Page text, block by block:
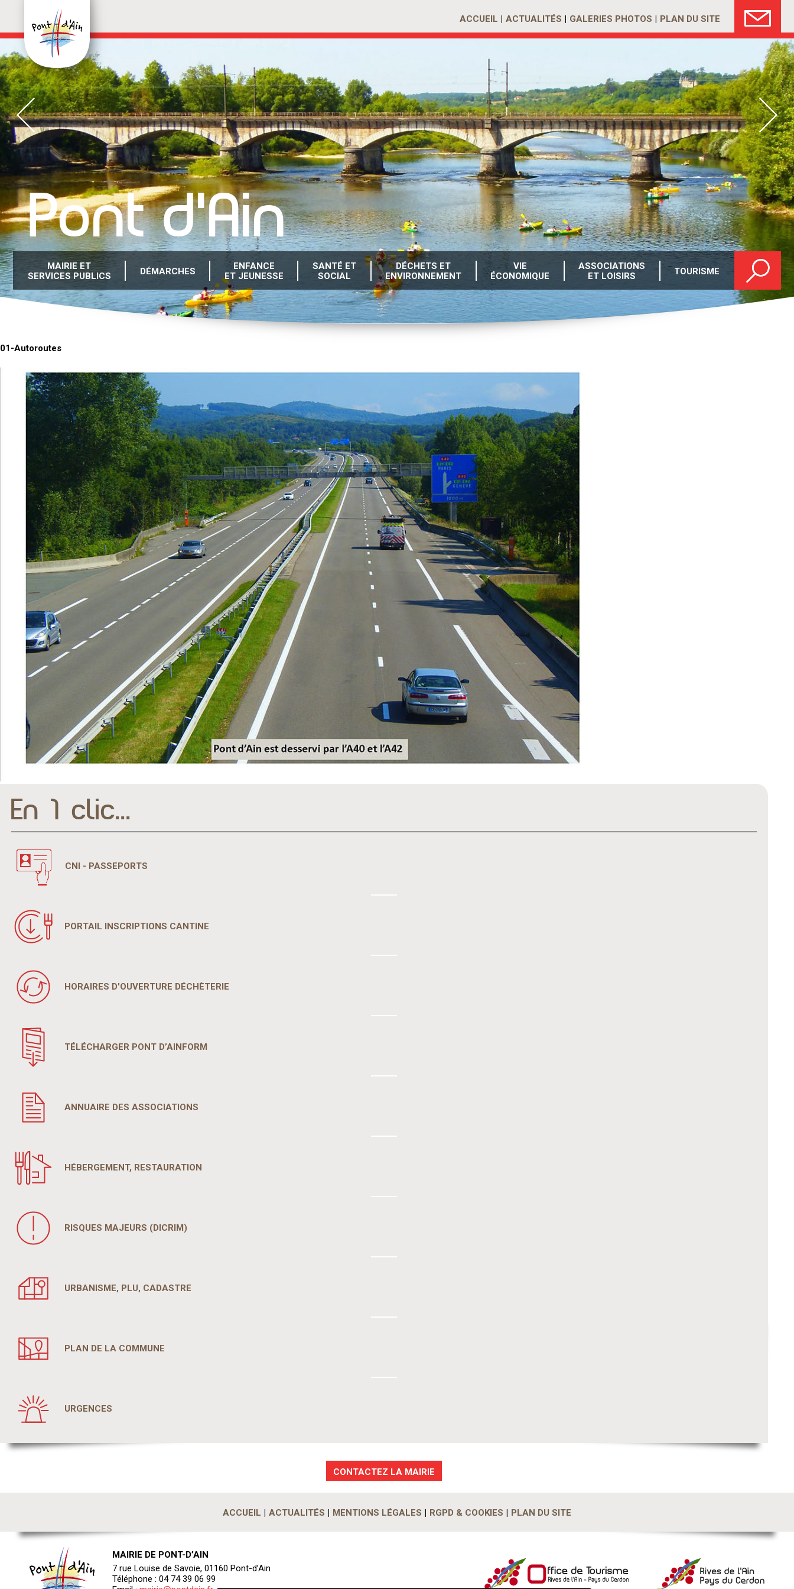
ACCUEIL ACTUALITÉS GALERIES PHOTOS PLAN DU SITE
Pont d'Ain
MAIRIE ET
SERVICES PUBLICS
DÉMARCHES
ENFANCE
ET JEUNESSE
SANTÉ ET
SOCIAL
DÉCHETS ET
ENVIRONNEMENT
VIE
ÉCONOMIQUE
ASSOCIATIONS
ET LOISIRS
TOURISME
01-Autoroutes
En 1 clic...
CNI - PASSEPORTS
PORTAIL INSCRIPTIONS CANTINE
HORAIRES D'OUVERTURE DÉCHÈTERIE
TÉLÉCHARGER PONT D’AINFORM
ANNUAIRE DES ASSOCIATIONS
HÉBERGEMENT, RESTAURATION
RISQUES MAJEURS (DICRIM)
URBANISME, PLU, CADASTRE
PLAN DE LA COMMUNE
URGENCES
CONTACTEZ LA MAIRIE
ACCUEIL ACTUALITÉS MENTIONS LÉGALES RGPD & COOKIES PLAN DU SITE
MAIRIE DE PONT-D’AIN
7 rue Louise de Savoie, 01160 Pont-d’Ain
Téléphone : 04 74 39 06 99